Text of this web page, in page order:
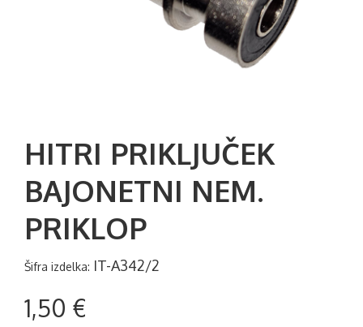
HITRI PRIKLJUČEK
BAJONETNI NEM.
PRIKLOP
Šifra izdelka: IT-A342/2
1,50 €